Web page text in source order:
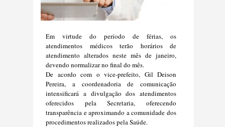
Em virtude do período de férias, os
atendimentos médicos terão horários de
atendimento alterados neste mês de janeiro,
devendo normalizar no final do mês.
De acordo com o vice-prefeito, Gil Deison
Pereira, a coordenadoria de comunicação
intensificará a divulgação dos atendimentos
oferecidos pela Secretaria, oferecendo
transparência e aproximando a comunidade dos
procedimentos realizados pela Saúde.